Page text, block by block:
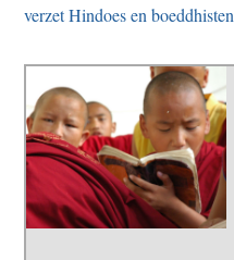
verzet Hindoes en boeddhisten